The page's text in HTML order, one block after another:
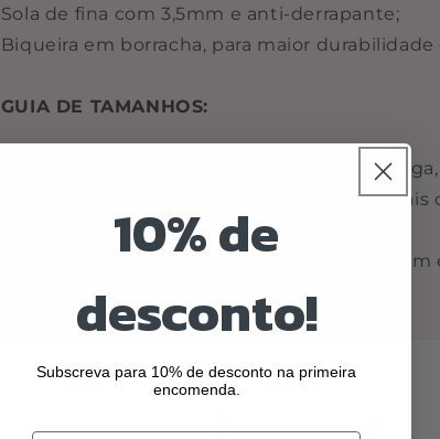
Sola de fina com 3,5mm e anti-derrapante;
Biqueira em borracha, para maior durabilidade
GUIA DE TAMANHOS:
Desenhe o pé numa folha, com o pé em
distância desde o calcanhar até ao dedo
na última imagem).
A palmilha da sandália deverá ter entre 0,8cm
o dedo maior.
10% de
desconto!
Subscreva para 10% de desconto na primeira
encomenda.